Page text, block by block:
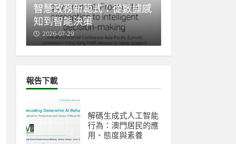
智慧政務新範式：從數據感
知到智能決策
2026-07-29
報告下載
解碼生成式人工智能
行為：澳門居民的應
用、態度與素養